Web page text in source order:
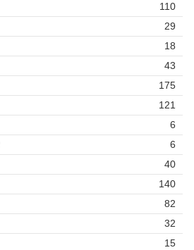
110
29
18
43
175
121
6
6
40
140
82
32
15